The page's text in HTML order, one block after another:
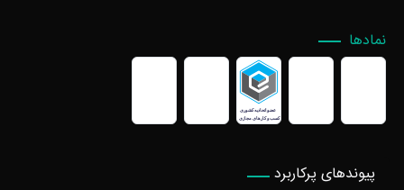
پیوندهای پرکاربرد
نمادها